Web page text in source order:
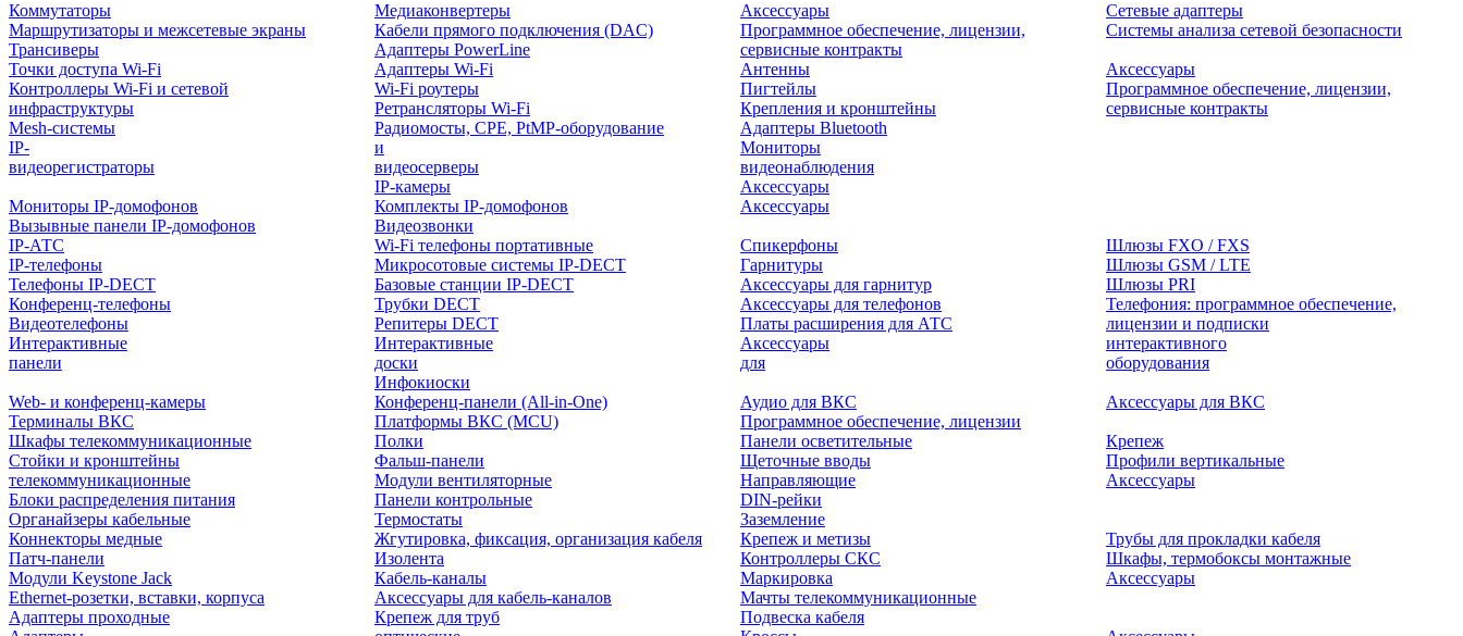
Коммутаторы
Маршрутизаторы и межсетевые экраны
Трансиверы
Медиаконвертеры
Кабели прямого подключения (DAC)
Адаптеры PowerLine
Аксессуары
Программное обеспечение, лицензии,
сервисные контракты
Сетевые адаптеры
Системы анализа сетевой безопасности
Точки доступа Wi-Fi
Контроллеры Wi-Fi и сетевой
инфраструктуры
Mesh-системы
Адаптеры Wi-Fi
Wi-Fi роутеры
Ретрансляторы Wi-Fi
Радиомосты, CPE, PtMP-оборудование
Антенны
Пигтейлы
Крепления и кронштейны
Адаптеры Bluetooth
Аксессуары
Программное обеспечение, лицензии,
сервисные контракты
IP-
видеорегистраторы
и
видеосерверы
IP-камеры
Мониторы
видеонаблюдения
Аксессуары
Мониторы IP-домофонов
Вызывные панели IP-домофонов
Комплекты IP-домофонов
Видеозвонки
Аксессуары
IP-АТС
IP-телефоны
Телефоны IP-DECT
Конференц-телефоны
Видеотелефоны
Wi-Fi телефоны портативные
Микросотовые системы IP-DECT
Базовые станции IP-DECT
Трубки DECT
Репитеры DECT
Спикерфоны
Гарнитуры
Аксессуары для гарнитур
Аксессуары для телефонов
Платы расширения для АТС
Шлюзы FXO / FXS
Шлюзы GSM / LTE
Шлюзы PRI
Телефония: программное обеспечение,
лицензии и подписки
Интерактивные
панели
Интерактивные
доски
Инфокиоски
Аксессуары
для
интерактивного
оборудования
Web- и конференц-камеры
Терминалы ВКС
Конференц-панели (All-in-One)
Платформы ВКС (MCU)
Аудио для ВКС
Программное обеспечение, лицензии
Аксессуары для ВКС
Шкафы телекоммуникационные
Стойки и кронштейны
телекоммуникационные
Блоки распределения питания
Органайзеры кабельные
Полки
Фальш-панели
Модули вентиляторные
Панели контрольные
Термостаты
Панели осветительные
Щеточные вводы
Направляющие
DIN-рейки
Заземление
Крепеж
Профили вертикальные
Аксессуары
Коннекторы медные
Патч-панели
Модули Keystone Jack
Ethernet-розетки, вставки, корпуса
Адаптеры проходные
Жгутировка, фиксация, организация кабеля
Изолента
Кабель-каналы
Аксессуары для кабель-каналов
Крепеж для труб
Крепеж и метизы
Контроллеры СКС
Маркировка
Мачты телекоммуникационные
Подвеска кабеля
Трубы для прокладки кабеля
Шкафы, термобоксы монтажные
Аксессуары